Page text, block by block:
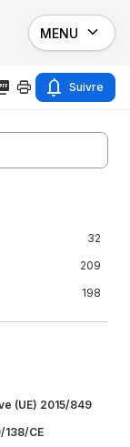
MENU
Suivre
32
209
198
(UE) 2015/849
CE